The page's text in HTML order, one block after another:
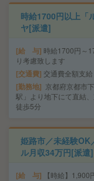
時給1700円以上
ヤ[派遣]
給 与 時給1700円～
り考慮致します
交通費 交通費全額支給
勤務地
京都府京都市
駅」より地下にて直結
徒歩5分
姫路市／未経験OK
ル月収34万円[派遣]
給 与 【時給】